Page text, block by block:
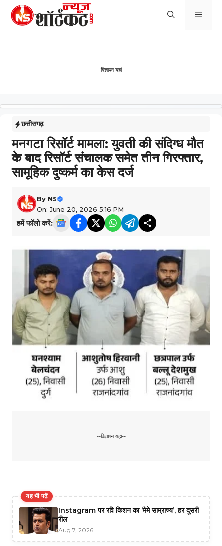
Skip
--विज्ञापन यहां--
छत्तीसगढ़
मनगटा रिसॉर्ट मामला: युवती की संदिग्ध मौत
के बाद रिसॉर्ट संचालक समेत तीन गिरफ्तार,
सामूहिक दुष्कर्म का केस दर्ज
By NS
On: June 20, 2026 5:16 PM
हमें फॉलो करें:
--विज्ञापन यहां--
यह भी पढ़ें
Instagram पर रवि किशन का ‘मेमे साम्राज्य’, हर दूसरी
रील
Aug 7, 2026